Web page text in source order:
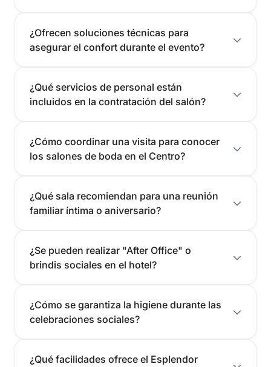
¿Ofrecen soluciones técnicas para
asegurar el confort durante el evento?
¿Qué servicios de personal están
incluidos en la contratación del salón?
¿Cómo coordinar una visita para conocer
los salones de boda en el Centro?
¿Qué sala recomiendan para una reunión
familiar íntima o aniversario?
¿Se pueden realizar "After Office" o
brindis sociales en el hotel?
¿Cómo se garantiza la higiene durante las
celebraciones sociales?
¿Qué facilidades ofrece el Esplendor